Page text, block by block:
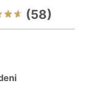
(58)